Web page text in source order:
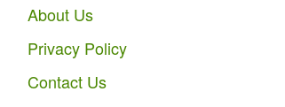
About Us
Privacy Policy
Contact Us